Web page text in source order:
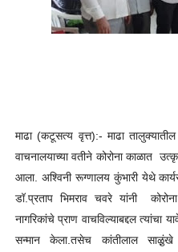
माढा (कटूसत्य वृत्त):- माढा
वाचनालयाच्या वतीने कोरोना काळात
आला. अश्विनी रूग्णालय कुंभारी येथे
डॉ.प्रताप भिमराव चवरे यांनी
नागरिकांचे प्राण वाचविल्याबद्दल
सन्मान केला.तसेच कांतीलाल साळु़ंखे